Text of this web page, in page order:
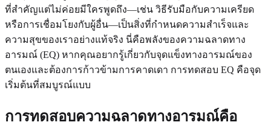
ที่สำคัญแต่ไม่ค่อยมีใครพูดถึง—เช่น วิธีรับมือกับความเครียด
หรือการเชื่อมโยงกับผู้อื่น—เป็นสิ่งที่กำหนดความสำเร็จและ
ความสุขของเราอย่างแท้จริง นี่คือพลังของความฉลาดทาง
อารมณ์ (EQ) หากคุณอยากรู้เกี่ยวกับจุดแข็งทางอารมณ์ของ
ตนเองและต้องการก้าวข้ามการคาดเดา การทดสอบ EQ คือจุด
เริ่มต้นที่สมบูรณ์แบบ
การทดสอบความฉลาดทางอารมณ์คือ